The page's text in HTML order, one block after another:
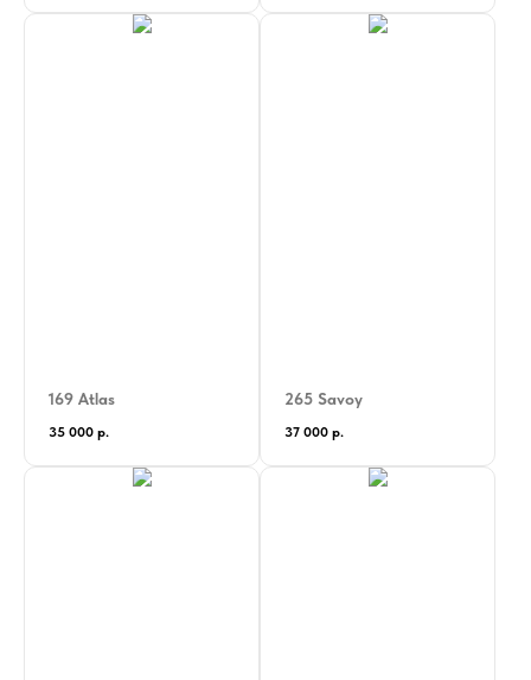
169 Atlas
35 000 р.
265 Savoy
37 000 р.